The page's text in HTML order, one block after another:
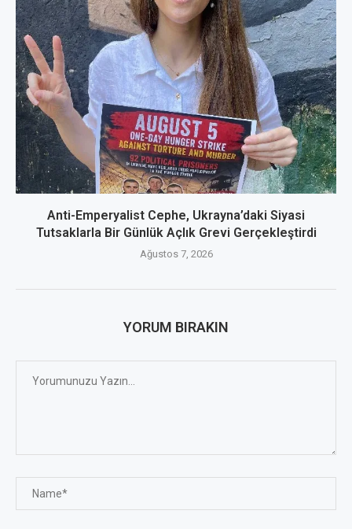
Anti-Emperyalist Cephe, Ukrayna’daki Siyasi
Tutsaklarla Bir Günlük Açlık Grevi Gerçekleştirdi
Ağustos 7, 2026
YORUM BIRAKIN